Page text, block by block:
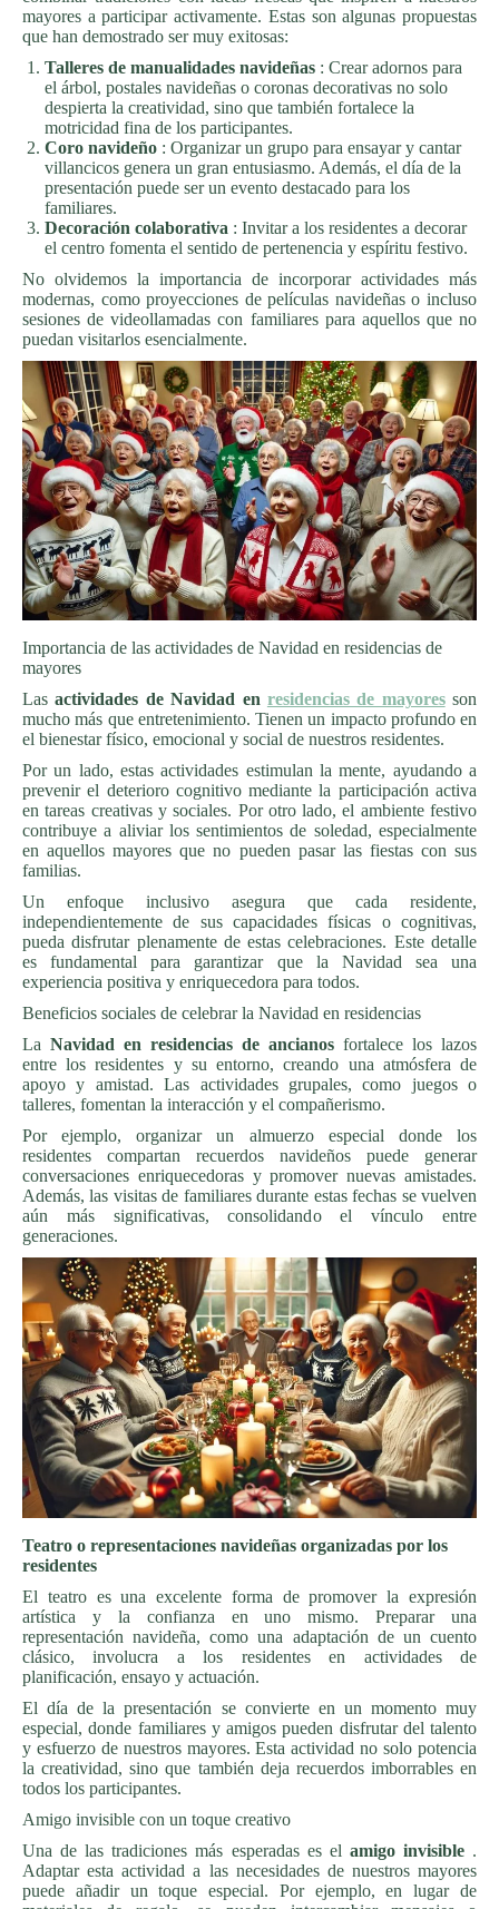
mayores a participar activamente. Estas son algunas propuestas
que han demostrado ser muy exitosas:
Talleres de manualidades navideñas : Crear adornos para
el árbol, postales navideñas o coronas decorativas no solo
despierta la creatividad, sino que también fortalece la
motricidad fina de los participantes.
Coro navideño : Organizar un grupo para ensayar y cantar
villancicos genera un gran entusiasmo. Además, el día de la
presentación puede ser un evento destacado para los
familiares.
Decoración colaborativa : Invitar a los residentes a decorar
el centro fomenta el sentido de pertenencia y espíritu festivo.
No olvidemos la importancia de incorporar actividades más
modernas, como proyecciones de películas navideñas o incluso
sesiones de videollamadas con familiares para aquellos que no
puedan visitarlos esencialmente.
Importancia de las actividades de Navidad en residencias de
mayores
Lasactividades de Navidad en residencias de mayoresson
mucho más que entretenimiento. Tienen un impacto profundo en
el bienestar físico, emocional y social de nuestros residentes.
Por un lado, estas actividades estimulan la mente, ayudando a
prevenir el deterioro cognitivo mediante la participación activa
en tareas creativas y sociales. Por otro lado, el ambiente festivo
contribuye a aliviar los sentimientos de soledad, especialmente
en aquellos mayores que no pueden pasar las fiestas con sus
familias.
Un enfoque inclusivo asegura que cada residente,
independientemente de sus capacidades físicas o cognitivas,
pueda disfrutar plenamente de estas celebraciones. Este detalle
es fundamental para garantizar que la Navidad sea una
experiencia positiva y enriquecedora para todos.
Beneficios sociales de celebrar la Navidad en residencias
La Navidad en residencias de ancianos fortalece los lazos
entre los residentes y su entorno, creando una atmósfera de
apoyo y amistad. Las actividades grupales, como juegos o
talleres, fomentan la interacción y el compañerismo.
Por ejemplo, organizar un almuerzo especial donde los
residentes compartan recuerdos navideños puede generar
conversaciones enriquecedoras y promover nuevas amistades.
Además, las visitas de familiares durante estas fechas se vuelven
aún más significativas, consolidando el vínculo entre
generaciones.
Teatro o representaciones navideñas organizadas por los
residentes
El teatro es una excelente forma de promover la expresión
artística y la confianza en uno mismo. Preparar una
representación navideña, como una adaptación de un cuento
clásico, involucra a los residentes en actividades de
planificación, ensayo y actuación.
El día de la presentación se convierte en un momento muy
especial, donde familiares y amigos pueden disfrutar del talento
y esfuerzo de nuestros mayores. Esta actividad no solo potencia
la creatividad, sino que también deja recuerdos imborrables en
todos los participantes.
Amigo invisible con un toque creativo
Una de las tradiciones más esperadas es el amigo invisible.
Adaptar esta actividad a las necesidades de nuestros mayores
puede añadir un toque especial. Por ejemplo, en lugar de